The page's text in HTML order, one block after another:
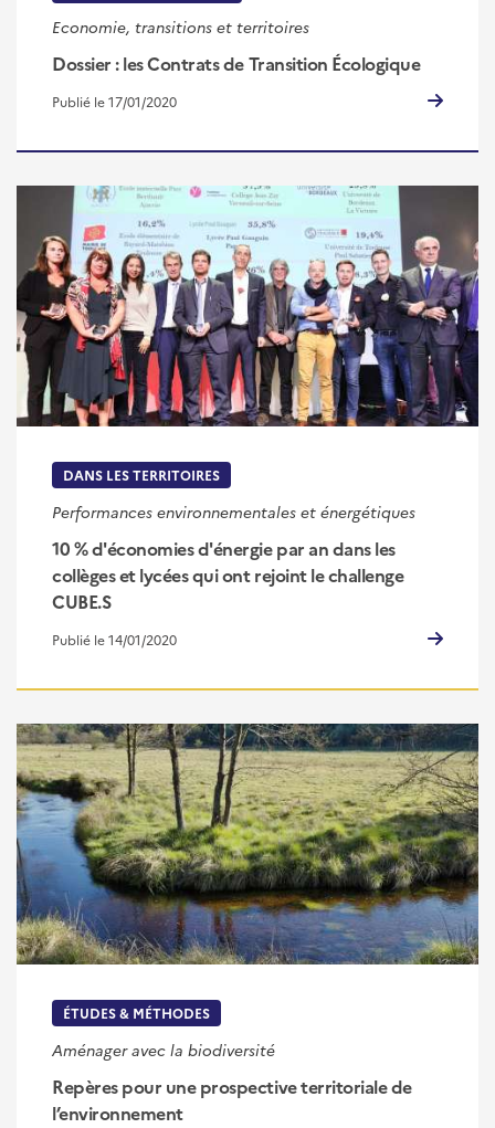
Economie, transitions et territoires
Dossier : les Contrats de Transition Écologique
Publié le 17/01/2020
DANS LES TERRITOIRES
Performances environnementales et énergétiques
10 % d'économies d'énergie par an dans les
collèges et lycées qui ont rejoint le challenge
CUBE.S
Publié le 14/01/2020
ÉTUDES & MÉTHODES
Aménager avec la biodiversité
Repères pour une prospective territoriale de
l’environnement